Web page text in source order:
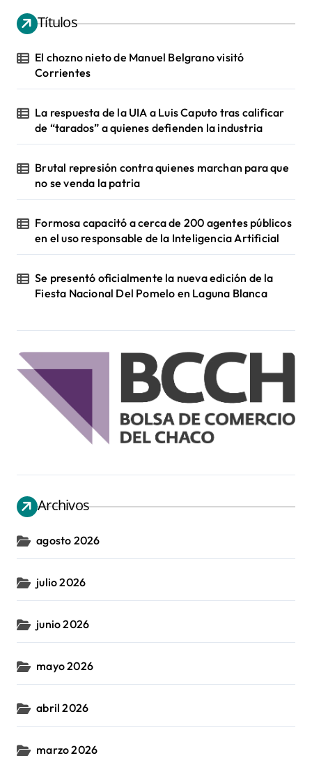
Títulos
El chozno nieto de Manuel Belgrano visitó
Corrientes
La respuesta de la UIA a Luis Caputo tras calificar
de “tarados” a quienes defienden la industria
Brutal represión contra quienes marchan para que
no se venda la patria
Formosa capacitó a cerca de 200 agentes públicos
en el uso responsable de la Inteligencia Artificial
Se presentó oficialmente la nueva edición de la
Fiesta Nacional Del Pomelo en Laguna Blanca
Archivos
agosto 2026
julio 2026
junio 2026
mayo 2026
abril 2026
marzo 2026